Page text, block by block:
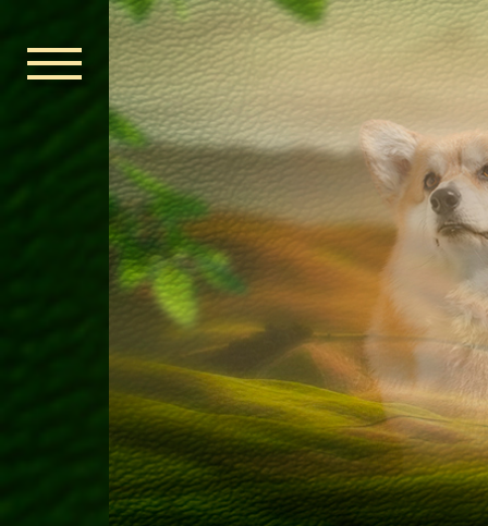
ГОЛОВНА
ОРДЕН
НОВИНИ
ДИТЯЧА
КОНТАКТИ